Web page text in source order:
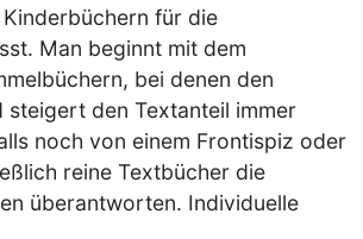
für die
Man beginnt mit dem
bei denen den
den Textanteil immer
noch von einem Frontispiz oder
reine Textbücher die
überantworten. Individuelle